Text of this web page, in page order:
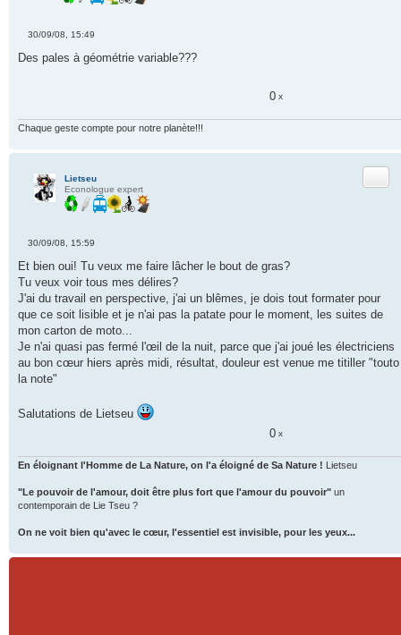
s
n
o
30/09/08, 15:49
Des pales à géométrie variable???
0 x
Chaque geste compte pour notre planète!!!
Lietseu
Econologue expert
e
s
s
a
g
e
o
n
u
30/09/08, 15:59
Et bien oui! Tu veux me faire lâcher le bout de gras?
Tu veux voir tous mes délires?
J'ai du travail en perspective, j'ai un blêmes, je dois tout formater pour
que ce soit lisible et je n'ai pas la patate pour le moment, les suites de
mon carton de moto...
Je n'ai quasi pas fermé l'œil de la nuit, parce que j'ai joué les électriciens
au bon cœur hiers après midi, résultat, douleur est venue me titiller "touto
la note"
Salutations de Lietseu
0 x
En éloignant l'Homme de La Nature, on l'a éloigné de Sa Nature ! Lietseu
"Le pouvoir de l'amour, doit être plus fort que l'amour du pouvoir" un
contemporain de Lie Tseu ?
On ne voit bien qu'avec le cœur, l'essentiel est invisible, pour les yeux...